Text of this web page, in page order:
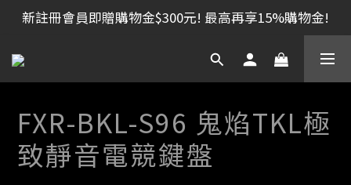
新註冊會員即贈購物金$300元! 最高再享15%購物金!
FXR-BKL-S96 鬼焰TKL極
致靜音電競鍵盤